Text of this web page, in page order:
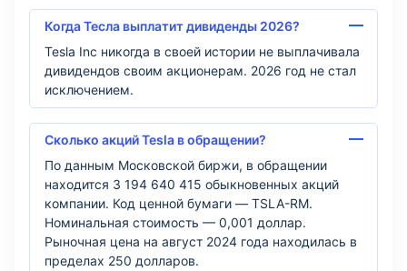
Когда Тесла выплатит дивиденды 2026?
Tesla Inc никогда в своей истории не выплачивала
дивидендов своим акционерам. 2026 год не стал
исключением.
Сколько акций Tesla в обращении?
По данным Московской биржи, в обращении
находится 3 194 640 415 обыкновенных акций
компании. Код ценной бумаги — TSLA-RM.
Номинальная стоимость — 0,001 доллар.
Рыночная цена на август 2024 года находилась в
пределах 250 долларов.